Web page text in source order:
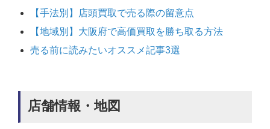
【手法別】店頭買取で売る際の留意点
【地域別】大阪府で高価買取を勝ち取る方法
売る前に読みたいオススメ記事3選
店舗情報・地図